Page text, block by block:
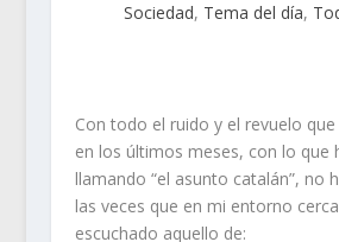
Sociedad, Tema del día,
Con todo el ruido y el revuelo
en los últimos meses, con lo que
llamando “el asunto catalán”, no
las veces que en mi entorno
escuchado aquello de: